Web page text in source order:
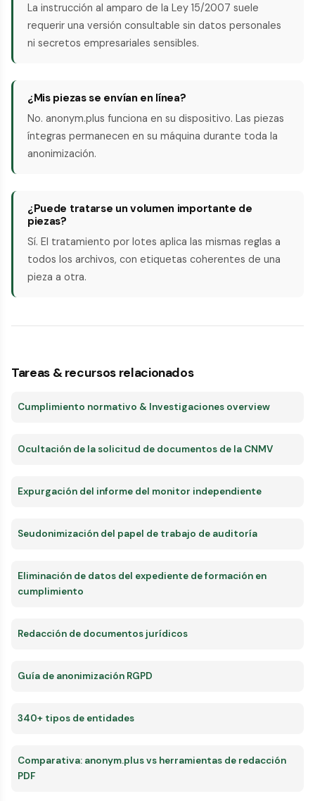
La instrucción al amparo de la Ley 15/2007 suele
requerir una versión consultable sin datos personales
ni secretos empresariales sensibles.
¿Mis piezas se envían en línea?
No. anonym.plus funciona en su dispositivo. Las piezas
íntegras permanecen en su máquina durante toda la
anonimización.
¿Puede tratarse un volumen importante de
piezas?
Sí. El tratamiento por lotes aplica las mismas reglas a
todos los archivos, con etiquetas coherentes de una
pieza a otra.
Tareas & recursos relacionados
Cumplimiento normativo & Investigaciones overview
Ocultación de la solicitud de documentos de la CNMV
Expurgación del informe del monitor independiente
Seudonimización del papel de trabajo de auditoría
Eliminación de datos del expediente de formación en
cumplimiento
Redacción de documentos jurídicos
Guía de anonimización RGPD
340+ tipos de entidades
Comparativa: anonym.plus vs herramientas de redacción
PDF